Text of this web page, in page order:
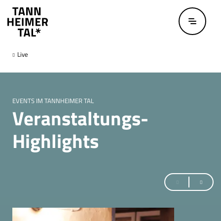
Live
EVENTS IM TANNHEIMER TAL
Veranstaltungs-
Highlights